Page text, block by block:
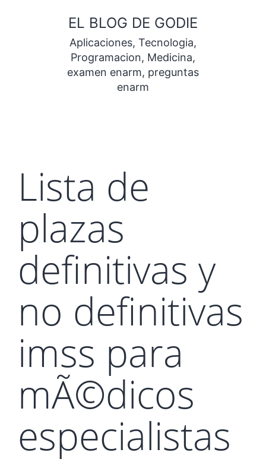
contenido
EL BLOG DE GODIE
Aplicaciones, Tecnologia,
Programacion, Medicina,
examen enarm, preguntas
enarm
Lista de
plazas
definitivas y
no definitivas
imss para
mÃ©dicos
especialistas